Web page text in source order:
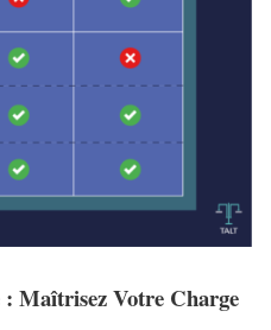
Maîtrisez Votre Charge